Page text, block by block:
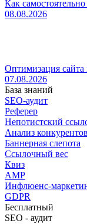
Как
08.08.2026
Оптимизация сайта
07.08.2026
База знаний
SEO-аудит
Реферер
Непотистский
Анализ конкурентов
Баннерная слепота
Ссылочный вес
Квиз
AMP
Инфлюенс-
GDPR
Бесплатный
SEO - аудит